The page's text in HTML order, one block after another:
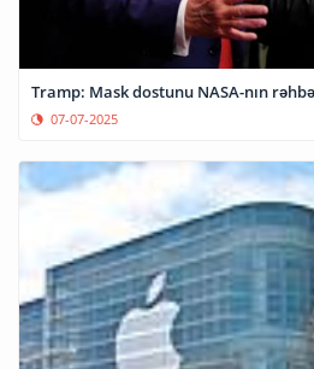
Tramp: Mask dostunu NASA-nın
07-07-2025